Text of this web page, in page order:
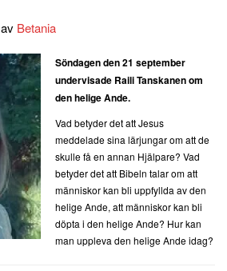
av Betania
Söndagen den 21 september
undervisade Raili Tanskanenom
den helige Ande.
Vad betyder det att Jesus
meddelade sina lärjungar om att de
skulle få en annan Hjälpare? Vad
betyder det att Bibeln talar om att
människor kan bli uppfyllda av den
helige Ande, att människor kan bli
döpta i den helige Ande? Hur kan
man uppleva den helige Ande idag?